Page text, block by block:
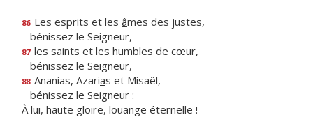
86 Les esprits et les âmes des justes,
bénissez le Seigneur,
87 les saints et les humbles de cœur,
bénissez le Seigneur,
88 Ananias, Azarias et Misaël,
bénissez le Seigneur :
À lui, haute gloire, louange éternelle !